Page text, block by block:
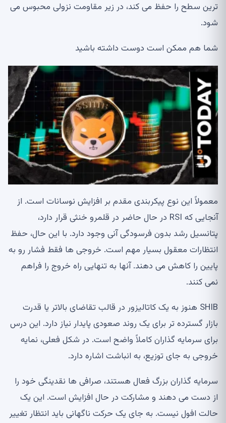
ترین سطح را حفظ می کند، در زیر مقاومت نزولی محبوس می
شود.
شما هم ممکن است دوست داشته باشید
معمولاً این نوع پیکربندی مقدم بر افزایش نوسانات است. از
آنجایی که RSI در حال حاضر در قلمرو خنثی قرار دارد،
پتانسیل رشد بدون فرسودگی آنی وجود دارد. با این حال، حفظ
انتظارات معقول بسیار مهم است. خروجی ها فقط فشار رو به
پایین را کاهش می دهند. آنها به تنهایی راه خروج را فراهم
نمی کنند.
SHIB هنوز به یک کاتالیزور در قالب تقاضای بالاتر یا قدرت
بازار گسترده تر برای یک روند صعودی پایدار نیاز دارد. این درس
برای سرمایه گذاران کاملاً واضح است. در شکل فعلی، نمایه
خروجی به جای توزیع، به انباشت اشاره دارد.
سرمایه گذاران بزرگ فعال هستند، صرافی ها نقدینگی خود را
از دست می دهند و مشارکت در حال افزایش است. این یک
حالت افول نیست. به جای یک حرکت ناگهانی باید انتظار تغییر